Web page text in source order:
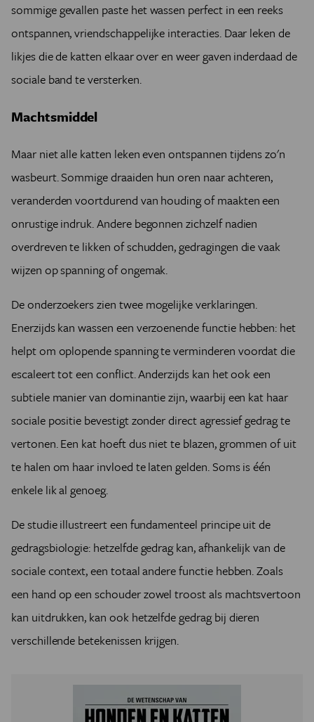
sommige gevallen paste het wassen perfect in een reeks
ontspannen, vriendschappelijke interacties. Daar leken de
likjes die de katten elkaar over en weer gaven inderdaad de
sociale band te versterken.
Machtsmiddel
Maar niet alle katten leken even ontspannen tijdens zo'n
wasbeurt. Sommige draaiden hun oren naar achteren,
veranderden voortdurend van houding of maakten een
onrustige indruk. Andere begonnen zichzelf nadien
overdreven te likken of schudden, gedragingen die vaak
wijzen op spanning of ongemak.
De onderzoekers zien twee mogelijke verklaringen.
Enerzijds kan wassen een verzoenende functie hebben: het
helpt om oplopende spanning te verminderen voordat die
escaleert tot een conflict. Anderzijds kan het ook een
subtiele manier van dominantie zijn, waarbij een kat haar
sociale positie bevestigt zonder direct agressief gedrag te
vertonen. Een kat hoeft dus niet te blazen, grommen of uit
te halen om haar invloed te laten gelden. Soms is één
enkele lik al genoeg.
De studie illustreert een fundamenteel principe uit de
gedragsbiologie: hetzelfde gedrag kan, afhankelijk van de
sociale context, een totaal andere functie hebben. Zoals
een hand op een schouder zowel troost als machtsvertoon
kan uitdrukken, kan ook hetzelfde gedrag bij dieren
verschillende betekenissen krijgen.